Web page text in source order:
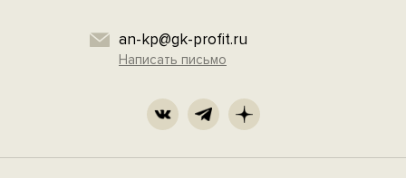
an-kp@gk-profit.ru
Написать письмо